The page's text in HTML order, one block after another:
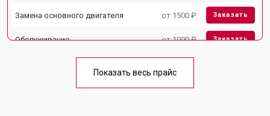
Замена основного двигателя от 1500 ₽ Заказать
Обслуживание от 1000 ₽ Заказать
Замена блока питания от 1000 ₽
Показать весь прайс